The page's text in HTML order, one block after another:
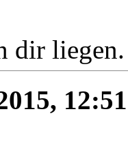
dir
12:51